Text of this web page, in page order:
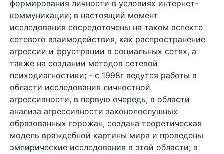
формирования личности в условиях интернет-
коммуникации; в настоящий момент
исследования сосредоточены на таком аспекте
сетевого взаимодействия, как распространение
агрессии и фрустрации в социальных сетях, а
также на создании методов сетевой
психодиагностики; - с 1998г ведутся работы в
области исследования личностной
агрессивности, в первую очередь, в области
анализа агрессивности законопослушных
образованных горожан, создана теоретическая
модель враждебной картины мира и проведены
эмпирические исследования в этой области; в